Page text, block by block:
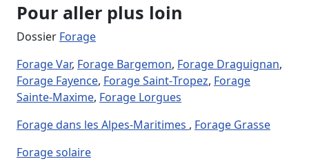
Pour aller plus loin
Dossier Forage
Forage Var, Forage Bargemon, Forage Draguignan,
Forage Fayence, Forage Saint‑Tropez, Forage
Sainte‑Maxime, Forage Lorgues
Forage dans les Alpes‑Maritimes , Forage Grasse
Forage solaire